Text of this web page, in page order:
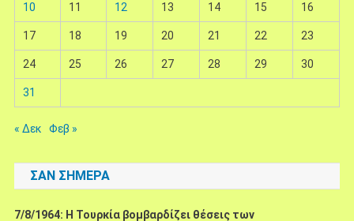
10 11 12 13 14 15 16
17 18 19 20 21 22 23
24 25 26 27 28 29 30
31
« Δεκ Φεβ »
ΣΑΝ ΣΉΜΕΡΑ
7/8/1964: Η Τουρκία βομβαρδίζει θέσεις των